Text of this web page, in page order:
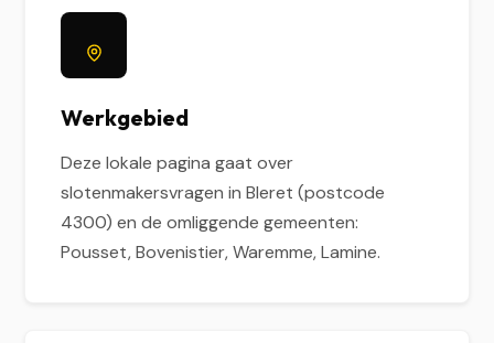
Werkgebied
Deze lokale pagina gaat over
slotenmakersvragen in Bleret (postcode
4300) en de omliggende gemeenten:
Pousset, Bovenistier, Waremme, Lamine.